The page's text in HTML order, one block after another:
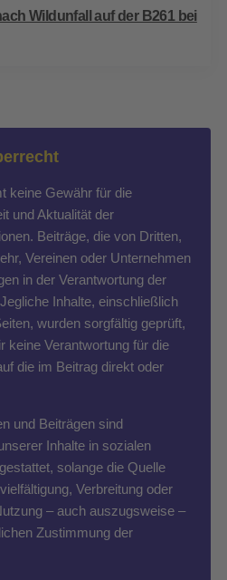
Wildunfall auf der B261 bei
keine Gewähr für die
und Aktualität der
Beiträge, die von Dritten,
Vereinen oder Unternehmen
in der Verantwortung der
Inhalte, einschließlich
wurden sorgfältig geprüft,
keine Verantwortung für die
die im Beitrag direkt oder
und Beiträgen sind
Inhalte in sozialen
solange die Quelle
Verbreitung oder
– auch auszugsweise –
Zustimmung der